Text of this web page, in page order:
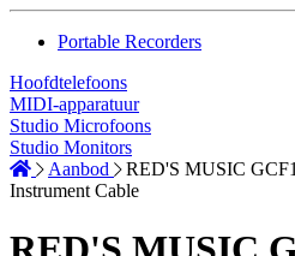
Portable Recorders
Hoofdtelefoons
MIDI-apparatuur
Studio Microfoons
Studio Monitors
Aanbod
RED'S MUSIC
Instrument Cable